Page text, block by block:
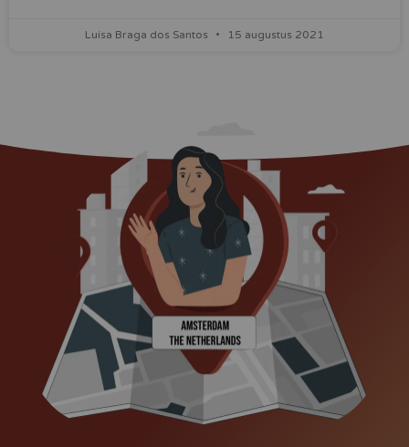
Luísa Braga dos Santos 15 augustus 2021